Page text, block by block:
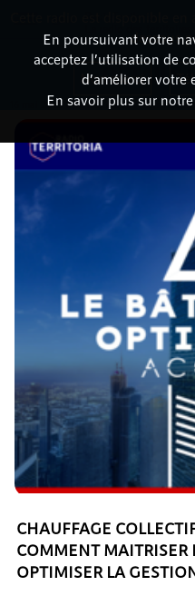
DÉTAILS
16 mai 2023 à 12h02, durée : 29 minutes
CHAUFFAGE
COMMENT MAITRISER
OPTIMISER LA
En poursuivant votre
acceptez l’utilisation de
d’améliorer votre
En savoir plus sur
dessous
Non merci